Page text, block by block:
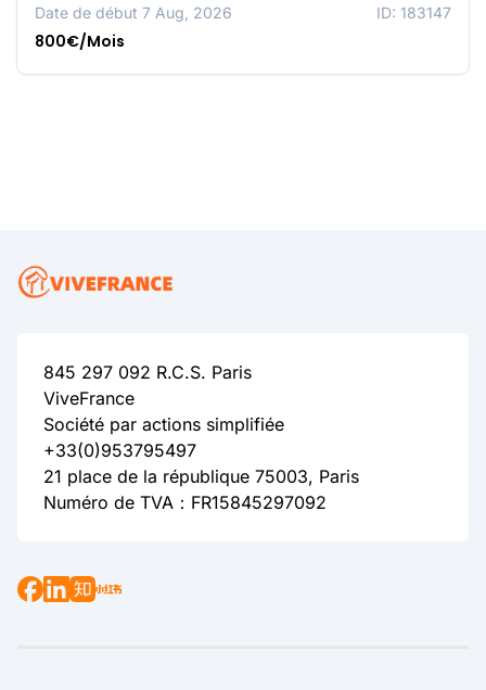
Date de début 7 Aug, 2026 ID: 183147
800€/Mois
845 297 092 R.C.S. Paris
ViveFrance
Société par actions simplifiée
+33(0)953795497
21 place de la république 75003, Paris
Numéro de TVA：FR15845297092